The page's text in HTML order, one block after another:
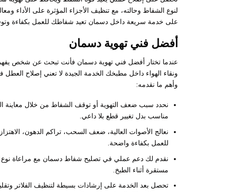
لنوع الشفاط وحالته، مع تنظيف الأجزاء المؤثرة على الأداء
على خدمة سريعة داخل دسمان تعيد شفاطك للعمل بكفاءة
أفضل فني تهوية دسمان
عندما تختار أفضل فني تهوية دسمان فأنت تبحث عن شخص
ونقاء الهواء داخل مطبخك الخدمة الجيدة لا تعني إصلاح
وأهم ما نقدمه:
نحدد سبب ضعف التهوية أو توقف الشفاط من خلال معاينة
مناسب بدل تغيير قطع بلا داعي.
نعالج الأصوات العالية، ضعف السحب، تراكم الدهون،
للعمل بكفاءة واضحة.
نقدم لك دعم عملي في تصليح شفاط دسمان مع مراعاة نوع
مستقرة أثناء الطبخ.
تحصل بعد الخدمة على إرشادات بسيطة لتنظيف الفلاتر